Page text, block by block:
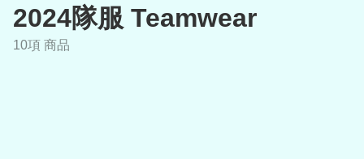
2024隊服 Teamwear
10項 商品